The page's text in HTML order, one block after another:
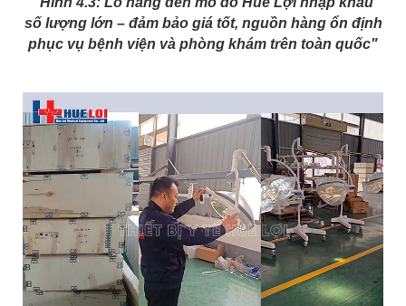
số lượng lớn – đảm bảo giá tốt, nguồn hàng ổn định
phục vụ bệnh viện và phòng khám trên toàn quốc"